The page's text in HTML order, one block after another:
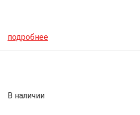
подробнее
В наличии